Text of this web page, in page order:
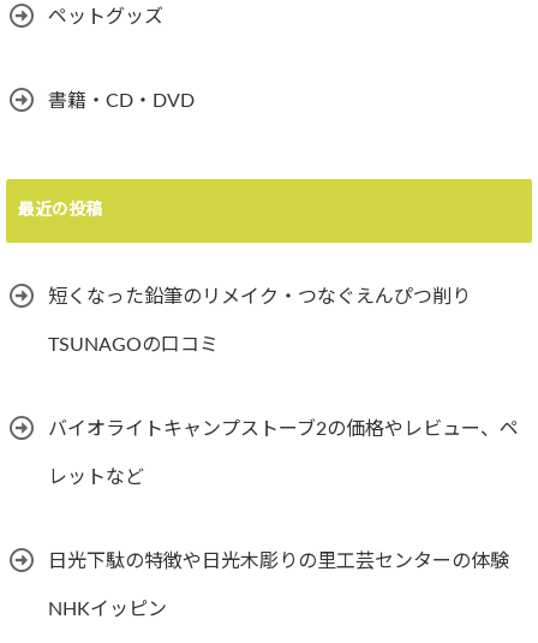
ペットグッズ
書籍・CD・DVD
最近の投稿
短くなった鉛筆のリメイク・つなぐえんぴつ削り
TSUNAGOの口コミ
バイオライトキャンプストーブ2の価格やレビュー、ペ
レットなど
日光下駄の特徴や日光木彫りの里工芸センターの体験
NHKイッピン